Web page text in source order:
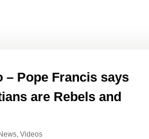
– Pope Francis says
are Rebels and
, Videos